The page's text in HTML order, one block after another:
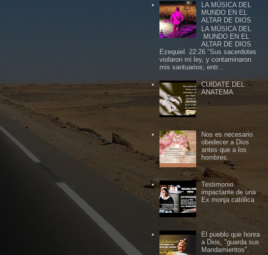
LA MÚSICA DEL
MUNDO EN EL
ALTAR DE DIOS
LA MÚSICA DEL
MUNDO EN EL
ALTAR DE DIOS
Ezequiel 22:26 "Sus sacerdotes
violaron mi ley, y contaminaron
mis santuarios; entr...
CUIDATE DEL
ANATEMA
Nos es necesario
obedecer a Dios
antes que a los
hombres.
Testimonio
impactante de una
Ex monja católica
El pueblo que honra
a Dios, "guarda sus
Mandamientos".